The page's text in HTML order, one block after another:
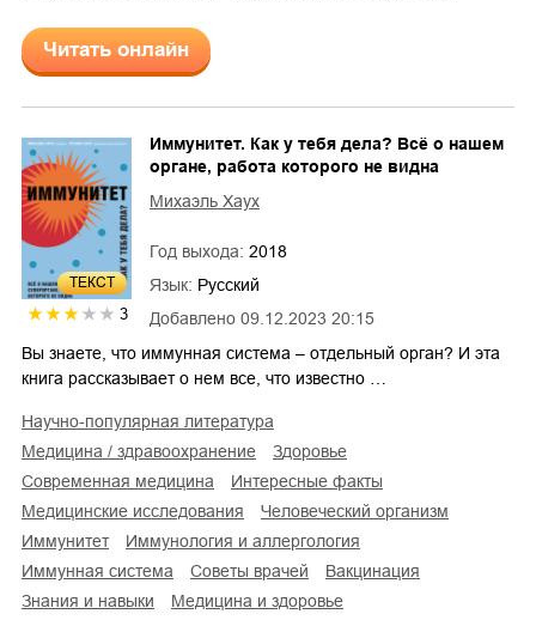
Читать онлайн
ТЕКСТ
3 Добавлено 09.12.2023 20:15
Иммунитет. Как у тебя дела? Всё о нашем
органе, работа которого не видна
Михаэль Хаух
Год выхода: 2018
Язык: Русский
Вы знаете, что иммунная система – отдельный орган? И эта
книга рассказывает о нем все, что известно …
научно-популярная литература
медицина / здравоохранение
здоровье
современная медицина
интересные факты
медицинские исследования
человеческий организм
иммунитет
иммунология и аллергология
иммунная система
советы врачей
вакцинация
знания и навыки
медицина и здоровье